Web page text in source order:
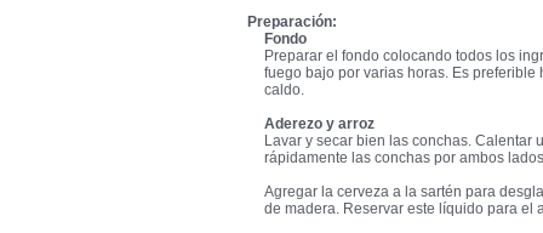
Preparación:
Fondo
Preparar el fondo colocando todos los
fuego bajo por varias horas. Es
caldo.
Aderezo y arroz
Lavar y secar bien las conchas. Calentar
rápidamente las conchas por ambos
Agregar la cerveza a la sartén para
de madera. Reservar este líquido para el